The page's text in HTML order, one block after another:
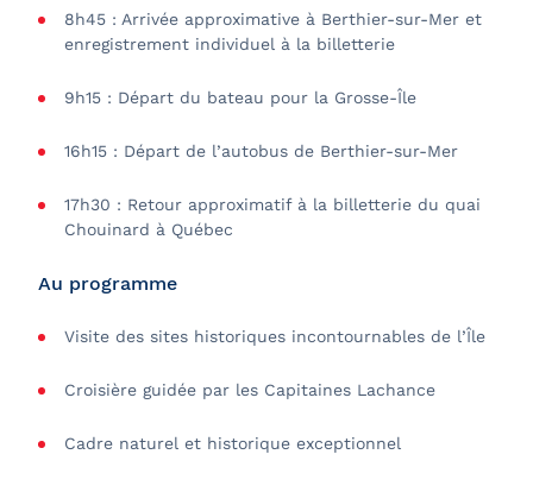
8h45 : Arrivée approximative à Berthier-sur-Mer et
enregistrement individuel à la billetterie
9h15 : Départ du bateau pour la Grosse-Île
16h15 : Départ de l’autobus de Berthier-sur-Mer
17h30 : Retour approximatif à la billetterie du quai
Chouinard à Québec
Au programme
Visite des sites historiques incontournables de l’Île
Croisière guidée par les Capitaines Lachance
Cadre naturel et historique exceptionnel